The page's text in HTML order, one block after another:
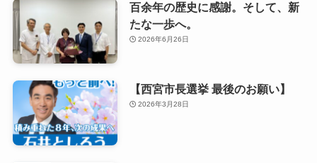
百余年の歴史に感謝。そして、新
たな一歩へ。
2026年6月26日
【西宮市長選挙 最後のお願い】
2026年3月28日